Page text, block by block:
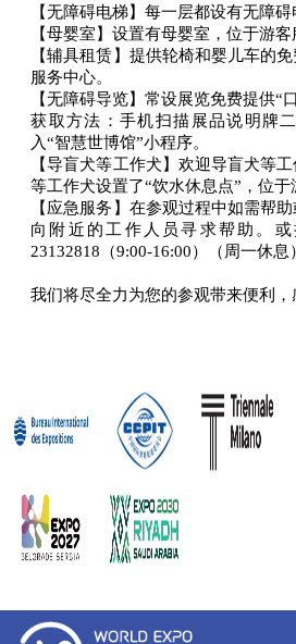
【无障碍电梯】每一层都设有无障碍
【母婴室】设置有母婴室，位于游客
【辅具租赁】提供轮椅和婴儿车的
服务中心。
【无障碍导览】常设展览免费提供“
获取方法：手机扫描展品说明牌
入“智慧世博馆”小程序。
【导盲犬等工作犬】欢迎导盲犬等
等工作犬设置了“饮水休息点”，位于
【应急服务】在参观过程中如需帮
向附近的工作人员寻求帮助。
23132818（9:00-16:00）（周一休息
我们将尽全力为您的参观带来便利，